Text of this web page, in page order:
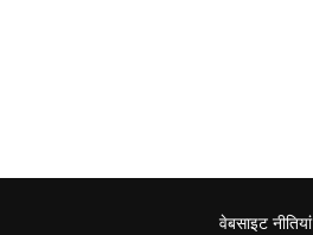
वेबसाइट नीतियां